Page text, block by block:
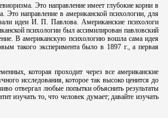
Это направление имеет глубокие корни в
Это направление в американской психологии, для
идеи И. П. Павлова. Американские психологи
психологии был ассимилирован павловский
В американскую психологию вошла сама идея
такого эксперимента было в 1897 г., а первая
которая проходит через все американские
исследования, которое так высоко ценится до
отвергал любые попытки объяснить результаты
то, что человек думает; давайте изучать